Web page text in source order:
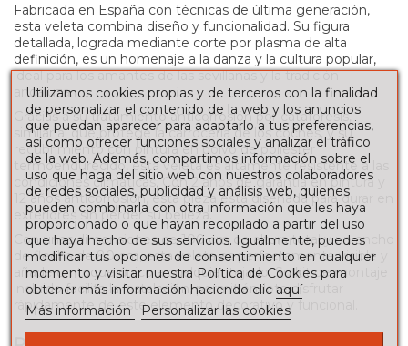
Fabricada en España con técnicas de última generación,
esta veleta combina diseño y funcionalidad. Su figura
detallada, lograda mediante corte por plasma de alta
definición, es un homenaje a la danza y la cultura popular,
ideal para los amantes de las sevillanas y la tradición
andaluza.
Gracias a su tratamiento anticorrosión por cataforesis,
similar al que protege la carrocería de los coches, y su
recubrimiento con pintura en polvo de poliéster
termoendurecido, esta veleta es altamente resistente a las
condiciones climáticas. Con 2 años de garantía en pintura y
12 años anticorrosión, esta pieza está diseñada para durar en
exteriores sin perder su belleza.
Con unas dimensiones de 100 cm de altura total y un ancho
de flecha de 80 cm, esta veleta es perfectamente visible y
añade un toque único a cualquier tejado. Su kit de montaje
incluido facilita la instalación, permitiéndote disfrutar
rápidamente de este elemento decorativo y funcional.
Utilizamos cookies propias y de terceros con la finalidad
de personalizar el contenido de la web y los anuncios
que puedan aparecer para adaptarlo a tus preferencias,
así como ofrecer funciones sociales y analizar el tráfico
de la web. Además, compartimos información sobre el
uso que haga del sitio web con nuestros colaboradores
de redes sociales, publicidad y análisis web, quienes
pueden combinarla con otra información que les haya
proporcionado o que hayan recopilado a partir del uso
que haya hecho de sus servicios. Igualmente, puedes
modificar tus opciones de consentimiento en cualquier
momento y visitar nuestra Política de Cookies para
obtener más información haciendo clic aquí
Más información
Personalizar las cookies